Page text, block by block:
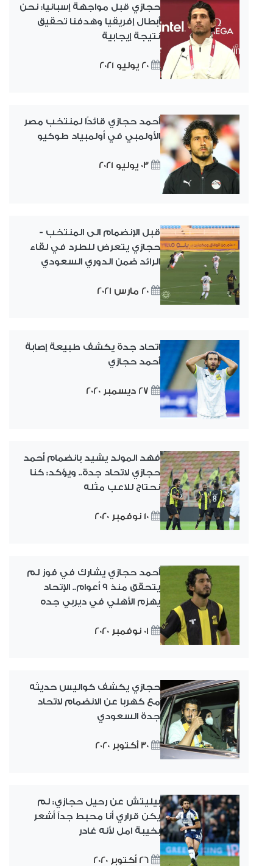
حجازي قبل مواجهة إسبانيا: نحن
أبطال إفريقيا وهدفنا تحقيق
نتيجة إيجابية
20 يوليو 2021
أحمد حجازي قائدًا لمنتخب مصر
الأولمبي في أولمبياد طوكيو
03 يوليو 2021
قبل الإنضمام الى المنتخب -
حجازي يتعرض للطرد في لقاء
الرائد ضمن الدوري السعودي
20 مارس 2021
اتحاد جدة يكشف طبيعة إصابة
أحمد حجازي
27 ديسمبر 2020
فهد المولد يشيد بانضمام أحمد
حجازي لاتحاد جدة.. ويؤكد: كنا
نحتاج للاعب مثله
10 نوفمبر 2020
أحمد حجازي يشارك في فوز لم
يتحقق منذ 9 أعوام.. الإتحاد
يهزم الأهلي في ديربي جده
01 نوفمبر 2020
حجازي يكشف كواليس حديثه
مع كهربا عن الانضمام لاتحاد
جدة السعودي
30 أكتوبر 2020
بيليتش عن رحيل حجازي: لم
يكن قراري أنا محبط جداً أشعر
بخيبة امل لأنه غادر
26 أكتوبر 2020